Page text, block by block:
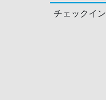
チェックイン